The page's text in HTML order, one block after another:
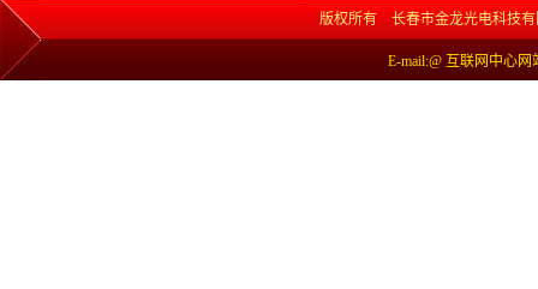
版权所有 长春市金龙光电科技有
E-mail:@ 互联网中心